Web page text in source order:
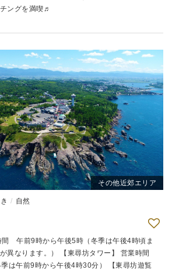
ングを満喫♬
その他近郊エリア
自然
間 午前9時から午後5時（冬季は午後4時頃ま
異なります。） 【東尋坊タワー】 営業時間
は午前9時から午後4時30分） 【東尋坊遊覧